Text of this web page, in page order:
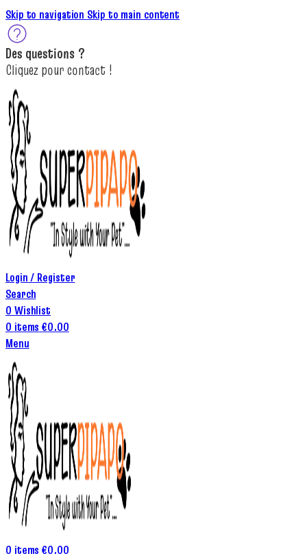
Skip to navigation Skip to main content
Des questions ?
Cliquez pourcontact !
Login / Register
Search
0 Wishlist
0 items €0.00
Menu
0 items €0.00